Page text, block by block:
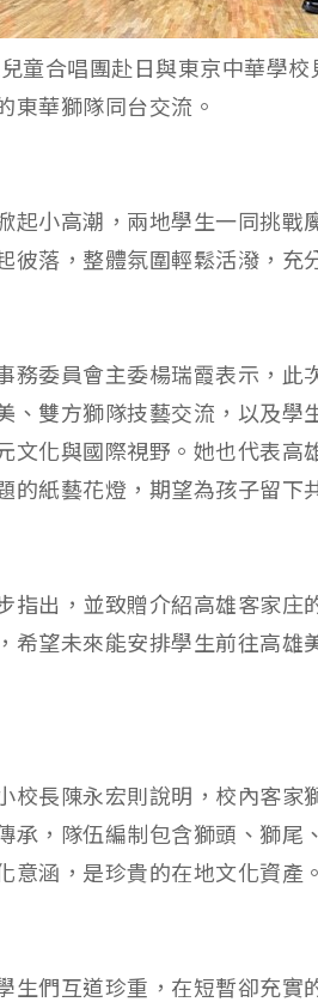
童合唱團赴日與東京中華學
東華獅隊同台交流。
起小高潮，兩地學生一同挑戰
彼落，整體氛圍輕鬆活潑，充
務委員會主委楊瑞霞表示，此
、雙方獅隊技藝交流，以及學
文化與國際視野。她也代表高
的紙藝花燈，期望為孩子留下
指出，並致贈介紹高雄客家庄
希望未來能安排學生前往高雄
校長陳永宏則說明，校內客家
承，隊伍編制包含獅頭、獅尾
意涵，是珍貴的在地文化資產。
生們互道珍重，在短暫卻充實